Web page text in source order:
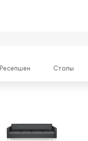
Ресепшен Столы